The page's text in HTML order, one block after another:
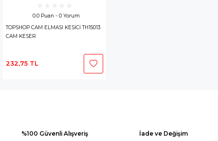
0.0 Puan - 0 Yorum
TOPSHOP CAM ELMASI KESİCİ TH15013
CAM KESER
232,75 TL
%100 Güvenli Alışveriş İade ve Değişim